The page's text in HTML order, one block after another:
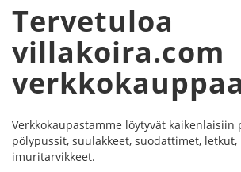
Tervetuloa
villakoira.com
Verkkokaupastamme löytyvät
pölypussit, suulakkeet, suodattimet,
imuritarvikkeet.